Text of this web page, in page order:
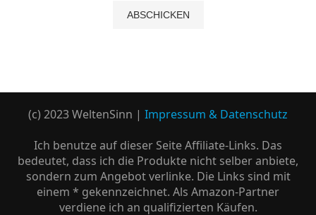
(c) 2023 WeltenSinn | Impressum & Datenschutz
Ich benutze auf dieser Seite Affiliate-Links. Das
bedeutet, dass ich die Produkte nicht selber anbiete,
sondern zum Angebot verlinke. Die Links sind mit
einem * gekennzeichnet. Als Amazon-Partner
verdiene ich an qualifizierten Käufen.